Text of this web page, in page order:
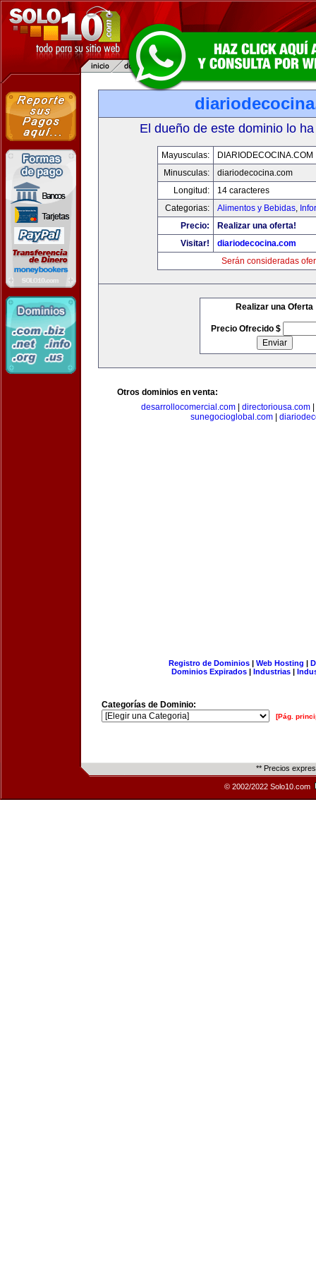
El dueño de este dominio lo
Mayusculas:
DIARIODECOCINA.COM
Minusculas:
diariodecocina.com
Longitud:
14 caracteres
Categorias:
Alimentos y Bebidas,
Precio:
Realizar una oferta!
Visitar!
diariodecocina.com
Serán consideradas
Realizar una Oferta
Precio Ofrecido $
Otros dominios en venta:
desarrollocomercial.com
directoriousa.com
sunegocioglobal.com|
Registro de Dominios| Web Hosting |
Dominios Expirados | Industrias |
Categorías de Dominio:
[Pág.
** Precios
© 2002/2022 Solo10.com